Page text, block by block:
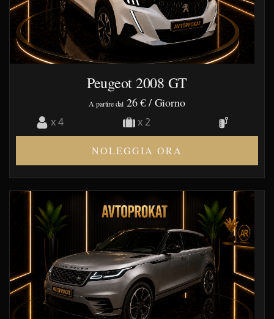
Peugeot 2008 GT
A partire dal 26 € / Giorno
x 4 x 2
NOLEGGIA ORA